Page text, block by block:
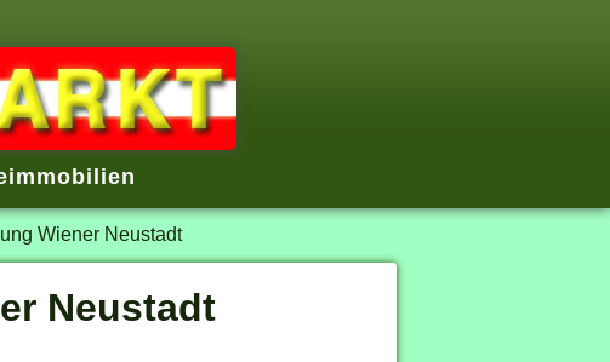
Wiener Neustadt
Neustadt